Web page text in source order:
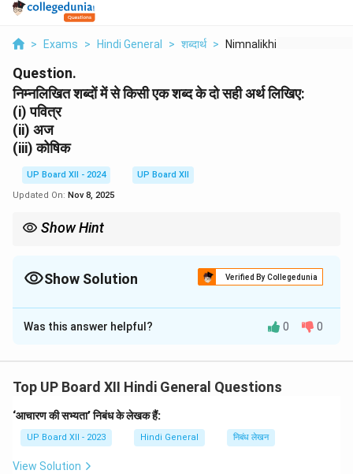
> Exams > Hindi General > शब्दार्थ > Nimnalikhit Shabdon ...
Question.
निम्नलिखित शब्दों में से किसी एक शब्द के दो सही अर्थ लिखिए:
(i) पवित्र
(ii) अज
(iii) कोषिक
UP Board XII - 2024
UP Board XII
Updated On: Nov 8, 2025
Show Hint
Show Solution Verified By Collegedunia
Solution and Explanation
(ii) अज अज का अर्थ होता है निराकार या अपरिवर्तनीय।
Was this answer helpful? 0 0
Top UP Board XII Hindi General Questions
‘आचारण की सभ्यता’ निबंध के लेखक हैं:
UP Board XII - 2023 Hindi General निबंध लेखन
View Solution